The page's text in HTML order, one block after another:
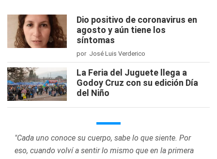
Dio positivo de coronavirus en
agosto y aún tiene los
síntomas
por José Luis Verderico
La Feria del Juguete llega a
Godoy Cruz con su edición Día
del Niño
"Cada uno conoce su cuerpo, sabe lo que siente. Por
eso, cuando volví a sentir lo mismo que en la primera